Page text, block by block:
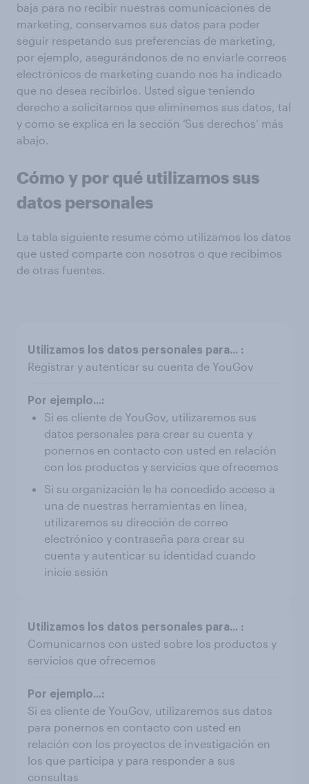
baja para no recibir nuestras comunicaciones de
marketing, conservamos sus datos para poder
seguir respetando sus preferencias de marketing,
por ejemplo, asegurándonos de no enviarle correos
electrónicos de marketing cuando nos ha indicado
que no desea recibirlos. Usted sigue teniendo
derecho a solicitarnos que eliminemos sus datos, tal
y como se explica en la sección ‘Sus derechos’ más
abajo.
Cómo y por qué utilizamos sus
datos personales
La tabla siguiente resume cómo utilizamos los datos
que usted comparte con nosotros o que recibimos
de otras fuentes.
Registrar y autenticar su cuenta de YouGov
Si es cliente de YouGov, utilizaremos sus
datos personales para crear su cuenta y
ponernos en contacto con usted en relación
con los productos y servicios que ofrecemos
Si su organización le ha concedido acceso a
una de nuestras herramientas en línea,
utilizaremos su dirección de correo
electrónico y contraseña para crear su
cuenta y autenticar su identidad cuando
inicie sesión
Comunicarnos con usted sobre los productos y
servicios que ofrecemos
Si es cliente de YouGov, utilizaremos sus datos
para ponernos en contacto con usted en
relación con los proyectos de investigación en
los que participa y para responder a sus
consultas